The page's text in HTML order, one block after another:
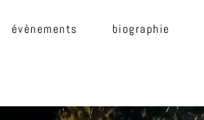
évènements biographie